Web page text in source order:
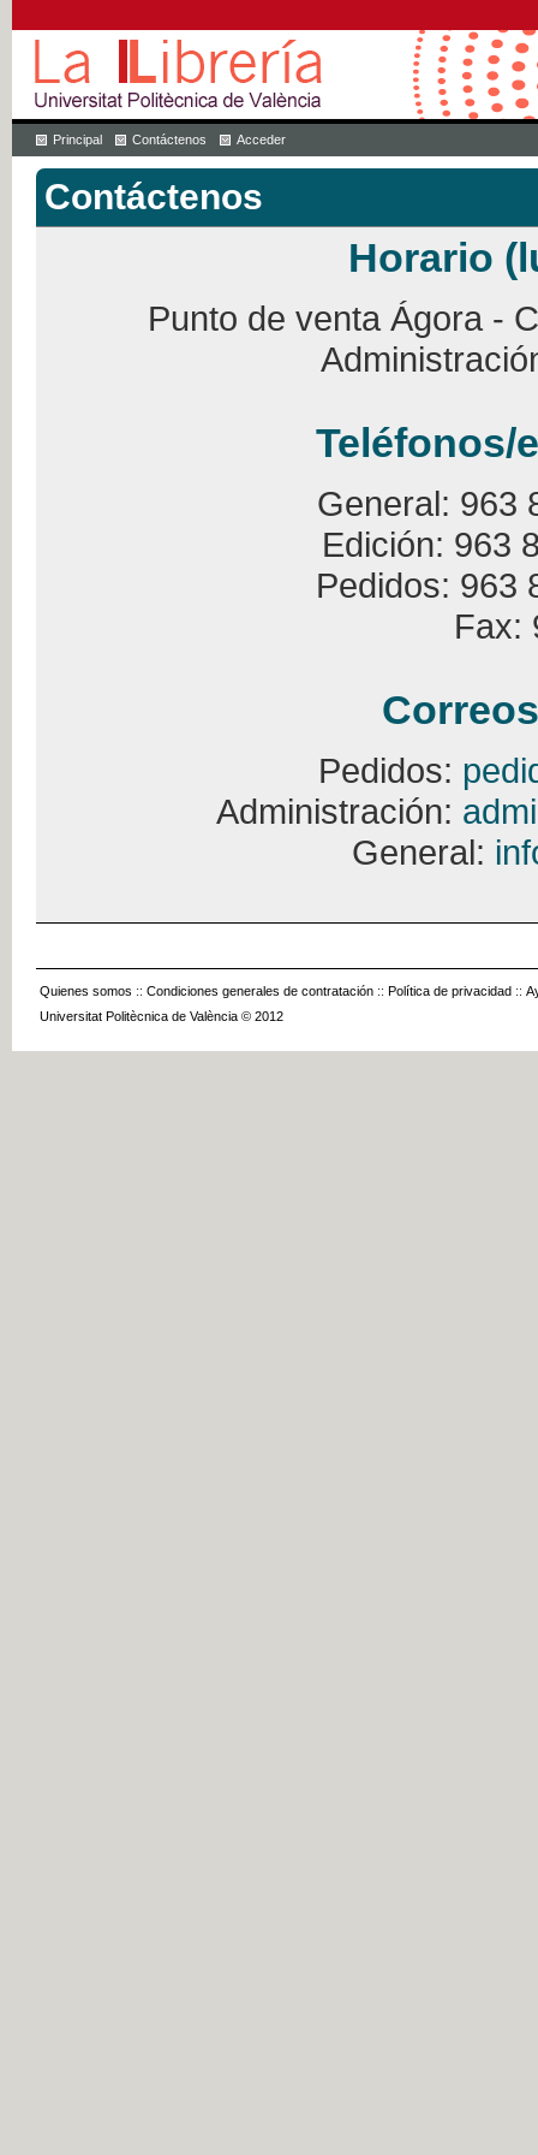
Principal Contáctenos Acceder
Contáctenos
Horario
Punto de venta Ágora -
Teléfonos/
General: 963
Edición: 963
Pedidos: 963
Fax:
Pedidos:
Administración:
General:
Quienes somos :: Condiciones generales de contratación :: Política de privacidad ::
Universitat Politècnica de València © 2012